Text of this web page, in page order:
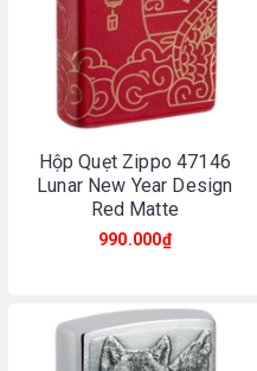
Hộp Quẹt Zippo 47146
Lunar New Year Design
Red Matte
990.000₫